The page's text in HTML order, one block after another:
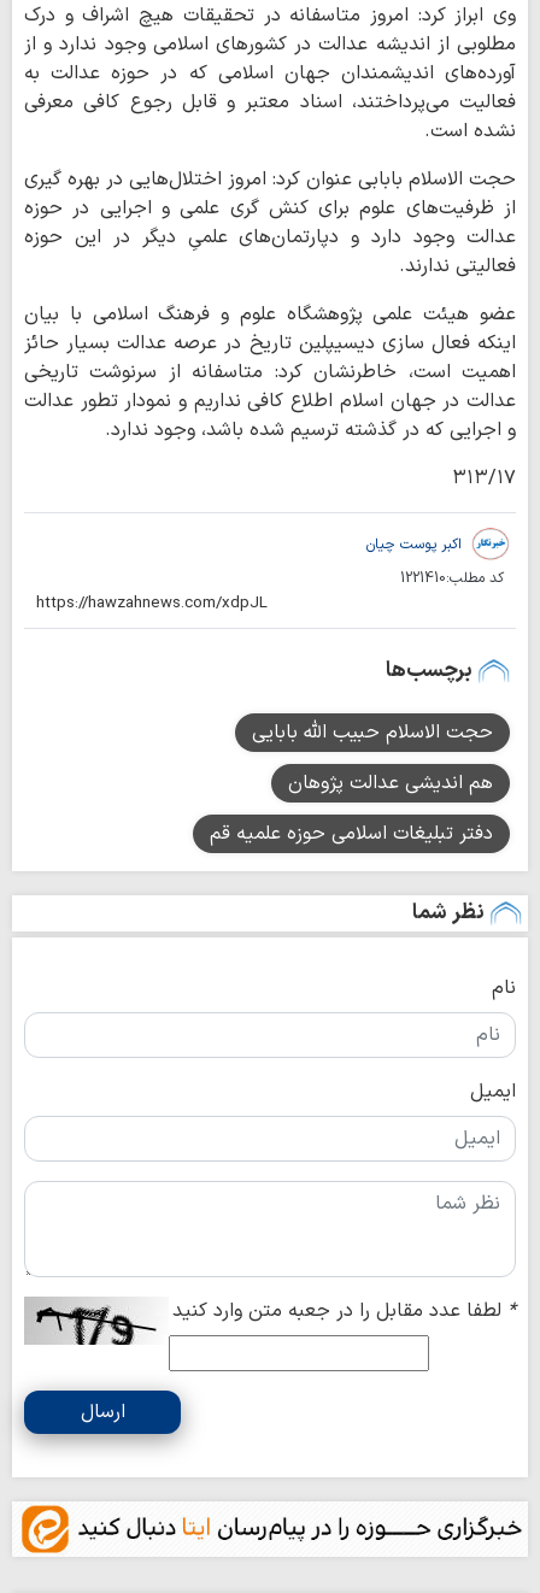
وی ابراز کرد: امروز متاسفانه در تحقیقات هیچ اشراف و درک
مطلوبی از اندیشه عدالت در کشورهای اسلامی وجود ندارد و از
آورده‌های اندیشمندان جهان اسلامی که در حوزه عدالت به
فعالیت می‌پرداختند، اسناد معتبر و قابل رجوع کافی معرفی
نشده است.
حجت الاسلام بابابی عنوان کرد: امروز اختلال‌هایی در بهره گیری
از ظرفیت‌های علوم برای کنش گری علمی و اجرایی در حوزه
عدالت وجود دارد و دپارتمان‌های علمیِ دیگر در این حوزه
فعالیتی ندارند.
عضو هیئت علمی پژوهشگاه علوم و فرهنگ اسلامی با بیان
اینکه فعال سازی دیسیپلین تاریخ در عرصه عدالت بسیار حائز
اهمیت است، خاطرنشان کرد: متاسفانه از سرنوشت تاریخی
عدالت در جهان اسلام اطلاع کافی نداریم و نمودار تطور عدالت
و اجرایی که در گذشته ترسیم شده باشد، وجود ندارد.
۳۱۳/۱۷
اکبر پوست چیان
کد مطلب:1221410
برچسب‌ها
حجت الاسلام حبیب الله بابایی
هم اندیشی عدالت پژوهان
دفتر تبلیغات اسلامی حوزه علمیه قم
نظر شما
نام
ایمیل
* لطفا عدد مقابل را در جعبه متن وارد کنید
ارسال